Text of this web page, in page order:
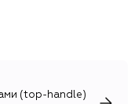
(top-handle)